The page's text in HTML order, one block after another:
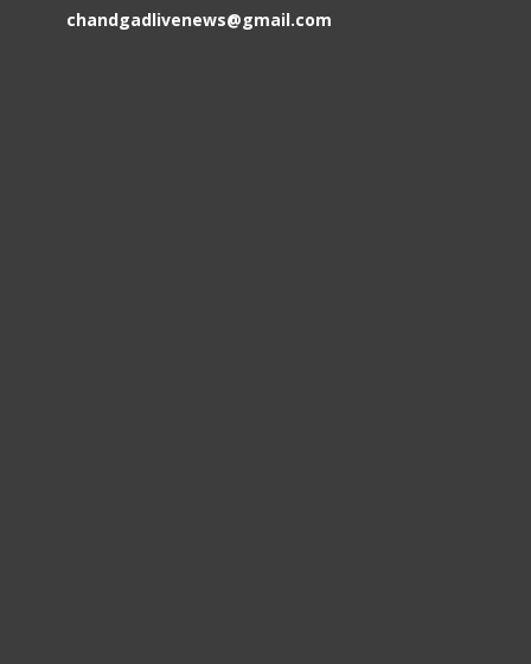
chandgadlivenews@gmail.com